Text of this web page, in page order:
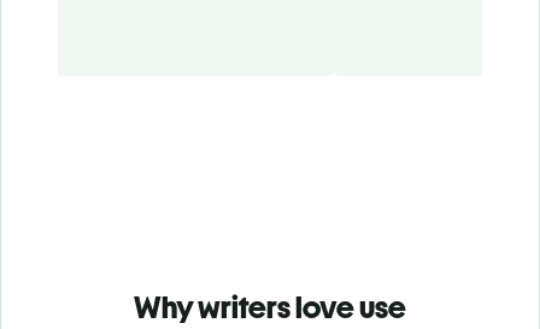
Why writers love use